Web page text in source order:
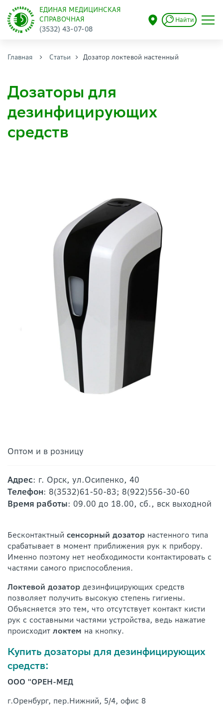
ЕДИНАЯ МЕДИЦИНСКАЯ
СПРАВОЧНАЯ
(3532) 43-07-08
Найти
Главная Статьи Дозатор локтевой настенный
Дозаторы для
дезинфицирующих
средств
Оптом и в розницу
Адрес: г. Орск, ул.Осипенко, 40
Телефон: 8(3532)61-50-83; 8(922)556-30-60
Время работы: 09.00 до 18.00, сб., вск выходной
Бесконтактный сенсорный дозатор настенного типа
срабатывает в момент приближения рук к прибору.
Именно поэтому нет необходимости контактировать с
частями самого приспособления.
Локтевой дозатор дезинфицирующих средств
позволяет получить высокую степень гигиены.
Объясняется это тем, что отсутствует контакт кисти
рук с составными частями устройства, ведь нажатие
происходит локтем на кнопку.
Купить дозаторы для дезинфицирующих
средств:
ООО "ОРЕН-МЕД
г.Оренбург, пер.Нижний, 5/4, офис 8